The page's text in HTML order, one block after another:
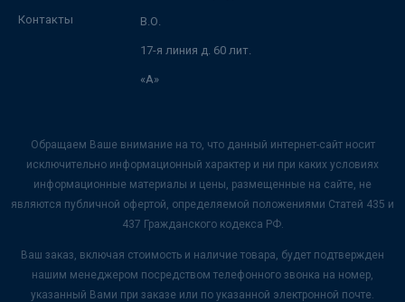
Контакты В.О.
17-я линия д. 60 лит.
«А»
Обращаем Ваше внимание на то, что данный интернет-сайт носит
исключительно информационный характер и ни при каких условиях
информационные материалы и цены, размещенные на сайте, не
являются публичной офертой, определяемой положениями Статей 435 и
437 Гражданского кодекса РФ.
Ваш заказ, включая стоимость и наличие товара, будет подтвержден
нашим менеджером посредством телефонного звонка на номер,
указанный Вами при заказе или по указанной электронной почте.